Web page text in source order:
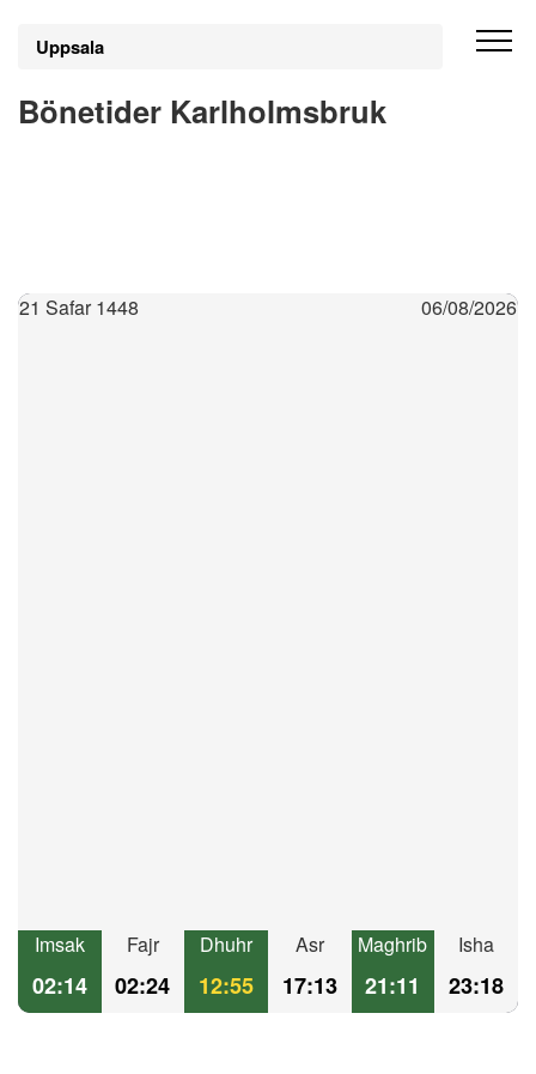
Uppsala
Bönetider Karlholmsbruk
21 Safar 1448 06/08/2026
Imsak
02:14
Fajr
02:24
Dhuhr
12:55
Asr
17:13
Maghrib
21:11
Isha
23:18